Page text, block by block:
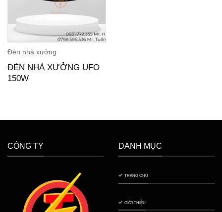
Đèn nhà xưởng
ĐÈN NHÀ XƯỞNG UFO
150W
CÔNG TY DANH MỤC
TRANG CHỦ
GIỚI THIỆU